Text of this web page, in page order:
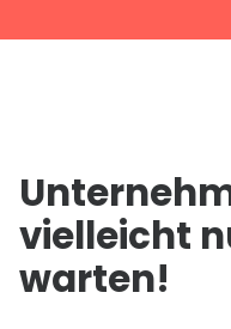
vielleicht
warten!